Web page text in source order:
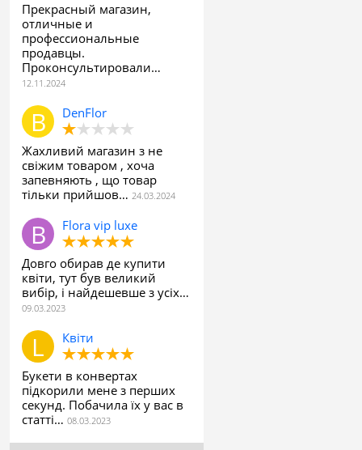
Прекрасный магазин,
отличные и
профессиональные
продавцы.
Проконсультировали…
DenFlor
Жахливий магазин з не
свіжим товаром , хоча
запевняють , що товар
тільки прийшов…
Flora vip luxe
Довго обирав де купити
квіти, тут був великий
вибір, і найдешевше з усіх…
Квіти
Букети в конвертах
підкорили мене з перших
секунд. Побачила їх у вас в
статті…